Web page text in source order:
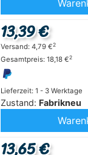
Lieferzeit: 1 - 3 Werktage
Zustand: Fabrikneu
13,39 €
Versand: 4,79 €2
Gesamtpreis: 18,18 €2
13,65 €